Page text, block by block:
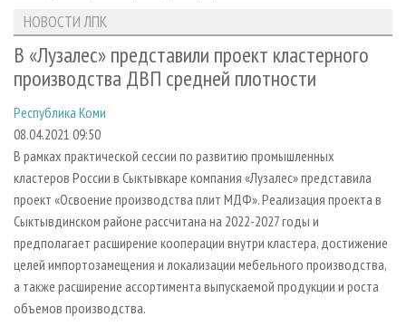
ЛЕСОЗАГОТОВКА
ЛЕСОПИЛЕНИЕ
СУШКА ДРЕВЕСИНЫ
ПРОИЗВОДСТВО ДРЕВЕСНЫХ ПЛИТ
ДЕРЕВЯННОЕ ДОМОСТРОЕНИЕ
ПРОИЗВОДСТВО МЕБЕЛИ
БИОЭНЕРГЕТИКА
ЦБП
ИНСТРУМЕНТ И МАТЕРИАЛЫ
НОВОСТИ ЛПК
НОВОСТИ ЖУРНАЛА
ПРОЕКТЫ ЛПИ
АНАЛИТИКА
ПРЕДПРИЯТИЯ ЛПК
ПЕРСОНЫ
МОБИЛЬНЫЕ ВЫСТАВКИ
ОФИЦИАЛЬНЫЕ ДЕЛЕГАЦИИ
ПРИОРИТЕТНЫЕ ИНВЕСТПРОЕКТЫ
RUSSIAN FORESTRY REVIEW
ГАЗЕТА ЛЕСПРОМФОРУМ
БИБЛИОТЕКА СПЕЦИАЛИСТА
АРХИВ
АРХИВ ЖУРНАЛОВ
СТАТЬИ
О ЖУРНАЛЕ
ПОДПИСКА
КОНТАКТЫ
РЕКЛАМОДАТЕЛЯМ
РЕКЛАМА
РЕКЛАМА НА САЙТЕ
НОВОСТИ ЛПК
В «Лузалес» представили проект кластерного
производства ДВП средней плотности
Республика Коми
08.04.2021 09:50
В рамках практической сессии по развитию промышленных
кластеров России в Сыктывкаре компания «Лузалес» представила
проект «Освоение производства плит МДФ». Реализация проекта в
Сыктывдинском районе рассчитана на 2022-2027 годы и
предполагает расширение кооперации внутри кластера, достижение
целей импортозамещения и локализации мебельного производства,
а также расширение ассортимента выпускаемой продукции и роста
объемов производства.